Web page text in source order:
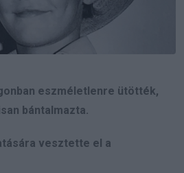
eszméletlenre ütötték,
bántalmazta.
vesztette el a